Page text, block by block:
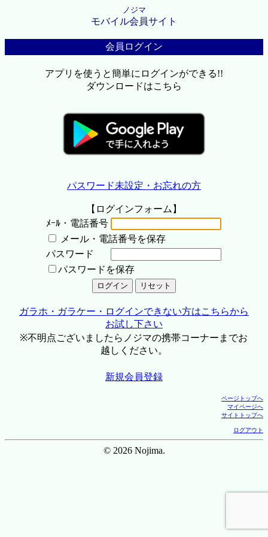
ノジマ
モバイル会員サイト
会員ログイン
アプリを使うと簡単にログインができる!!
ダウンロードはこちら
パスワード未設定・お忘れの方
【ログインフォーム】
ﾒｰﾙ・電話番号
メール・電話番号を保存
パスワード
パスワードを保存
ガラホ・ガラケー・ログインできない方はこちらから
お試し下さい
※不明点ございましたらノジマの携帯コーナーまでお
越しください。
新規会員登録
ページトップへ
マイページへ
サイトトップへ
ログアウト
© 2026 Nojima.